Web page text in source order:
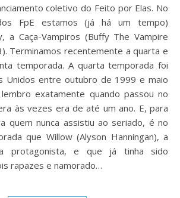
coletivo do Feito por Elas. No
FpE estamos (já há um tempo)
a Caça-Vampiros (Buffy The Vampire
Terminamos recentemente a quarta e
temporada. A quarta temporada foi
Unidos entre outubro de 1999 e maio
exatamente quando passou no
às vezes era de até um ano. E, para
quem nunca assistiu ao seriado, é no
que Willow (Alyson Hanningan), a
protagonista, e que já tinha sido
rapazes e namorado…